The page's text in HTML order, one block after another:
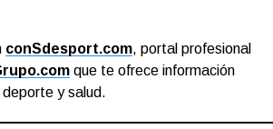
conSdesport.com, portal profesional
que te ofrece información
y salud.